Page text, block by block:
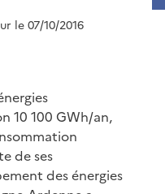
le 07/10/2016
10 100 GWh/an,
de ses
des énergies